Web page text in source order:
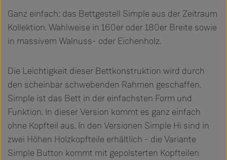
Ganz einfach: das Bettgestell Simple aus der Zeitraum
Kollektion. Wahlweise in 160er oder 180er Breite sowie
in massivem Walnuss- oder Eichenholz.
Die Leichtigkeit dieser Bettkonstruktion wird durch
den scheinbar schwebenden Rahmen geschaffen.
Simple ist das Bett in der einfachsten Form und
Funktion. In dieser Version kommt es ganz einfach
ohne Kopfteil aus. In den Versionen Simple Hi sind in
zwei Höhen Holzkopfteile erhältlich - die Variante
Simple Button kommt mit gepolsterten Kopfteilen